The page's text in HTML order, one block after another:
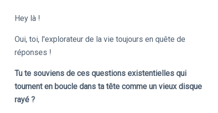
Hey là !
Oui, toi, l'explorateur de la vie toujours en quête de
réponses !
Tu te souviens de ces questions existentielles qui
tournent en boucle dans ta tête comme un vieux disque
rayé ?